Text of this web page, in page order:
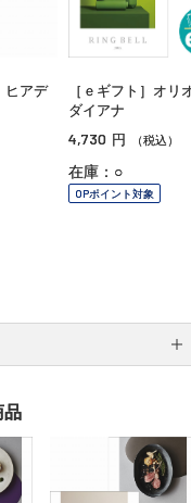
ヒアデ
［ｅギフト］オリ
ダイアナ
4,730 円 （税込）
在庫：○
OPポイント対象
ｎｇ ３
品